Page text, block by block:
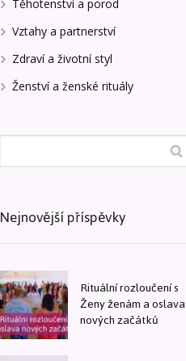
Těhotenství a porod
Vztahy a partnerství
Zdraví a životní styl
Ženství a ženské rituály
Nejnovější příspěvky
Rituální rozloučení s
Ženy ženám a oslava
nových začátků